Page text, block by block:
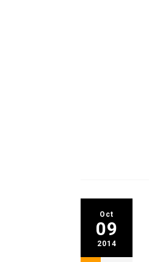
Oct
09
2014